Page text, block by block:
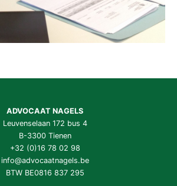
ADVOCAAT NAGELS
Leuvenselaan 172 bus 4
B-3300 Tienen
+32 (0)16 78 02 98
info@advocaatnagels.be
BTW BE0816 837 295